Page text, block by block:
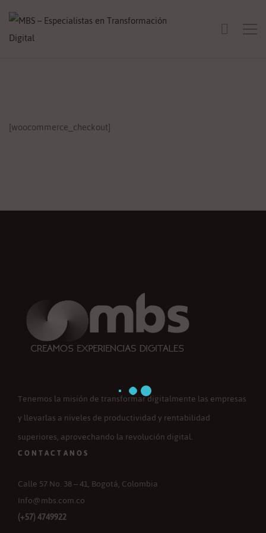
[woocommerce_checkout]
Tenemos la misión de transformar digitalmente las empresas
y llevarlas a niveles de productividad y rentabilidad
superiores, aprovechando la revolución digital.
CONTACTANOS
Calle 57 No. 38 – 41, Bogotá, Colombia
Info@mbs.com.co
(+57) 4749922